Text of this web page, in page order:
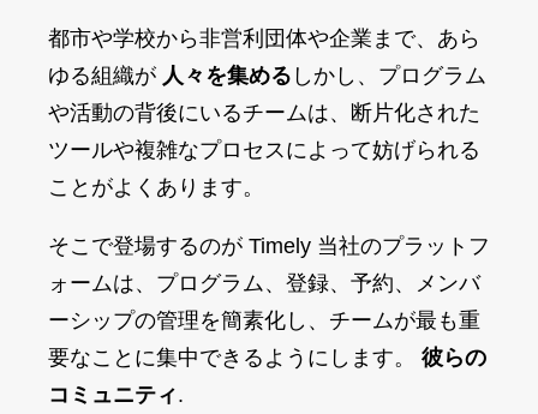
都市や学校から非営利団体や企業まで、あら
ゆる組織が 人々を集める しかし、プログラム
や活動の背後にいるチームは、断片化された
ツールや複雑なプロセスによって妨げられる
ことがよくあります。
そこで登場するのが Timely 当社のプラットフ
ォームは、プログラム、登録、予約、メンバ
ーシップの管理を簡素化し、チームが最も重
要なことに集中できるようにします。 彼らの
コミュニティ.